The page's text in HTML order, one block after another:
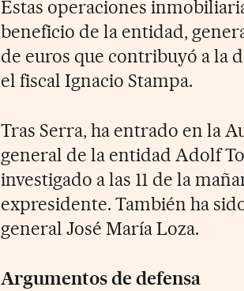
Estas operaciones
beneficio de la entidad,
de euros que contribuyó a la
el fiscal Ignacio Stampa.
Tras Serra, ha entrado en la
general de la entidad Adolf
investigado a las 11 de la
expresidente. También ha
general José María Loza.
Argumentos de defensa